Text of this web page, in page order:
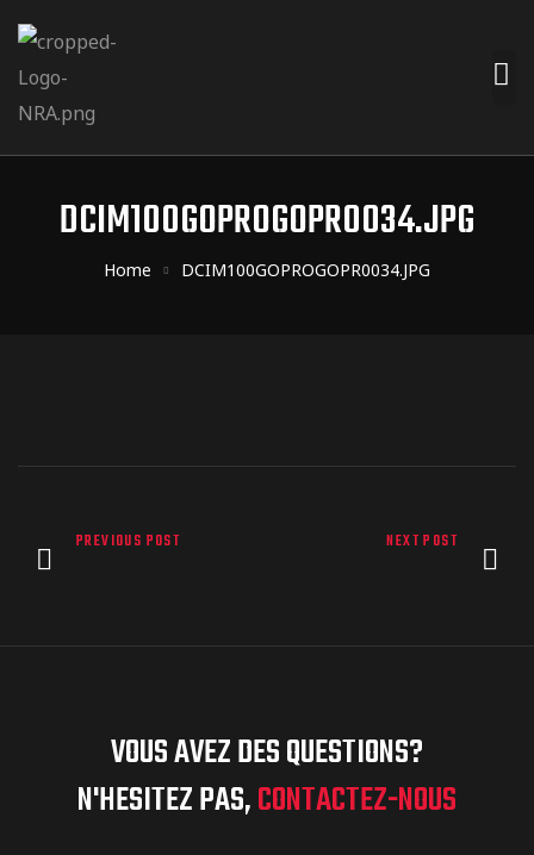
DCIM100GOPROGOPR0034.JPG
Home DCIM100GOPROGOPR0034.JPG
PREVIOUS POST NEXT POST
VOUS AVEZ DES QUESTIONS?
N'HESITEZ PAS,CONTACTEZ-NOUS